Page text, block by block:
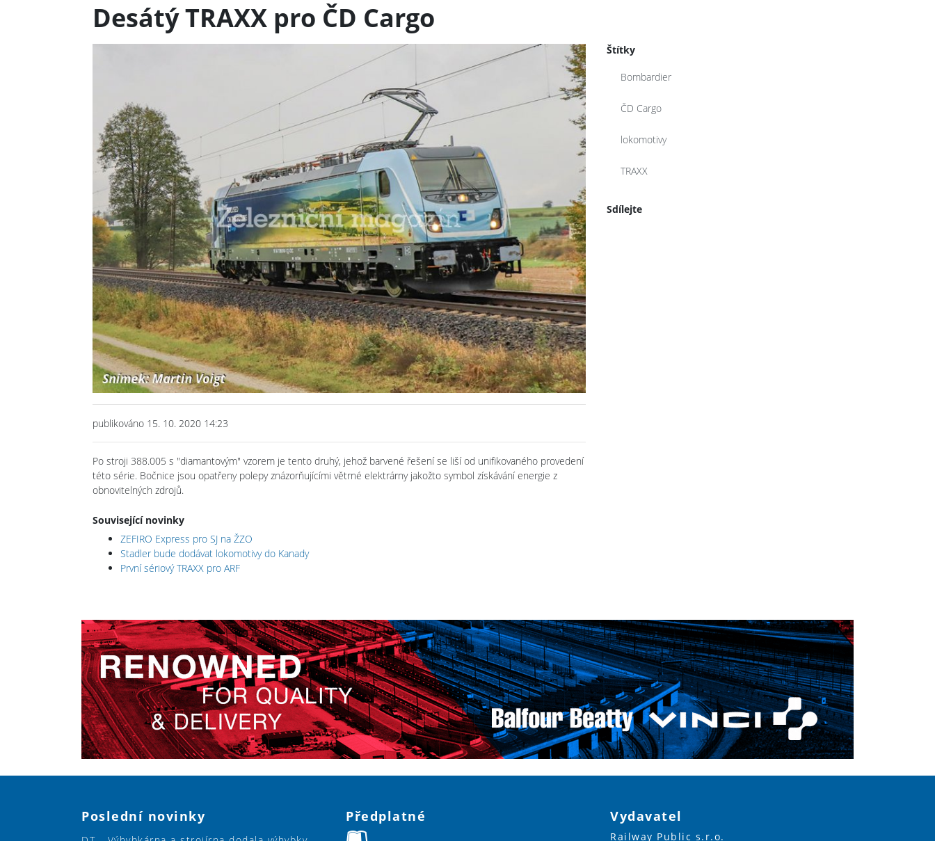
Desátý TRAXX pro ČD Cargo
publikováno 15. 10. 2020 14:23
Po stroji 388.005 s "diamantovým" vzorem je tento druhý, jehož barvené řešení se liší od unifikovaného provedení
této série. Bočnice jsou opatřeny polepy znázorňujícími větrné elektrárny jakožto symbol získávání energie z
obnovitelných zdrojů.
Související novinky
ZEFIRO Express pro SJ na ŽZO
Stadler bude dodávat lokomotivy do Kanady
První sériový TRAXX pro ARF
Štítky
Bombardier
ČD Cargo
lokomotivy
TRAXX
Sdílejte
Poslední novinky Předplatné Vydavatel
Railway Public s.r.o.